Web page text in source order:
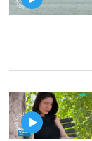
Instagram